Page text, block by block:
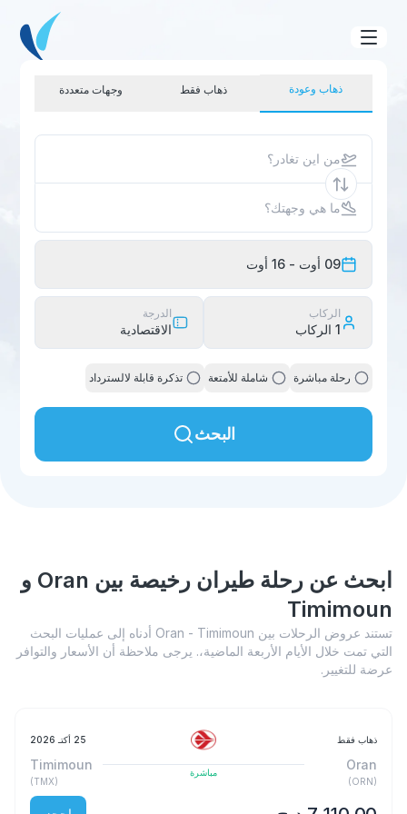
ذهاب وعودة ذهاب فقط وجهات متعددة
من اين تغادر؟
ما هي وجهتك؟
09 أوت - 16 أوت
الركاب
1 الركاب
الدرجة
الاقتصادية
رحلة مباشرة شاملة للأمتعة تذكرة قابلة لالسترداد
البحث
ابحث عن رحلة طيران رخيصة بين Oran و
Timimoun
تستند عروض الرحلات بين Oran - Timimoun أدناه إلى عمليات البحث
التي تمت خلال الأيام الأربعة الماضية،. يرجى ملاحظة أن الأسعار والتوافر
عرضة للتغيير.
ذهاب فقط 25 أكتـ 2026
Oran
(
ORN
)
مباشرة
Timimoun
(
TMX
)